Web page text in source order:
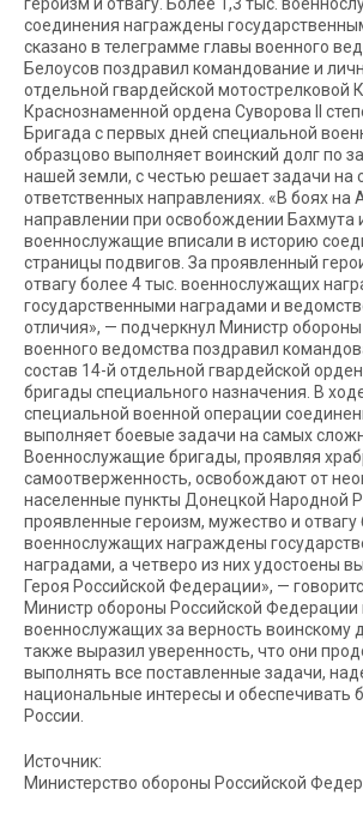
соединения награждены
сказано в телеграмме главы военного
Белоусов поздравил командование и
отдельной гвардейской мотострелковой
Краснознаменной ордена Суворова II
Бригада с первых дней специальной
образцово выполняет воинский долг по
нашей земли, с честью решает задачи на
ответственных направлениях. «В боях на
направлении при освобождении Бахмута
военнослужащие вписали в историю
страницы подвигов. За проявленный
отвагу более 4 тыс. военнослужащих
государственными наградами и
отличия», — подчеркнул Министр
военного ведомства поздравил
состав 14-й отдельной гвардейской
бригады специального назначения. В
специальной военной операции
выполняет боевые задачи на самых
Военнослужащие бригады, проявляя
самоотверженность, освобождают от
населенные пункты Донецкой Народной
проявленные героизм, мужество и отвагу
военнослужащих награждены
наградами, а четверо из них удостоены
Героя Российской Федерации», —
Министр обороны Российской Федерации
военнослужащих за верность воинскому
также выразил уверенность, что они
выполнять все поставленные задачи,
национальные интересы и обеспечивать
России.
Источник:
Министерство обороны Российской